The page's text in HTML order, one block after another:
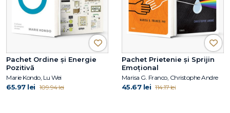
Pachet Ordine și Energie
Pozitivă
Marie Kondo, Lu Wei
65.97 lei 109.94 lei
Pachet Prietenie și Sprijin
Emoțional
Marisa G. Franco, Christophe Andre
45.67 lei 114.17 lei